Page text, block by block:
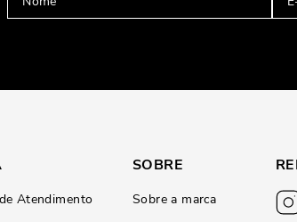
Atendimento
SOBRE
Sobre a marca